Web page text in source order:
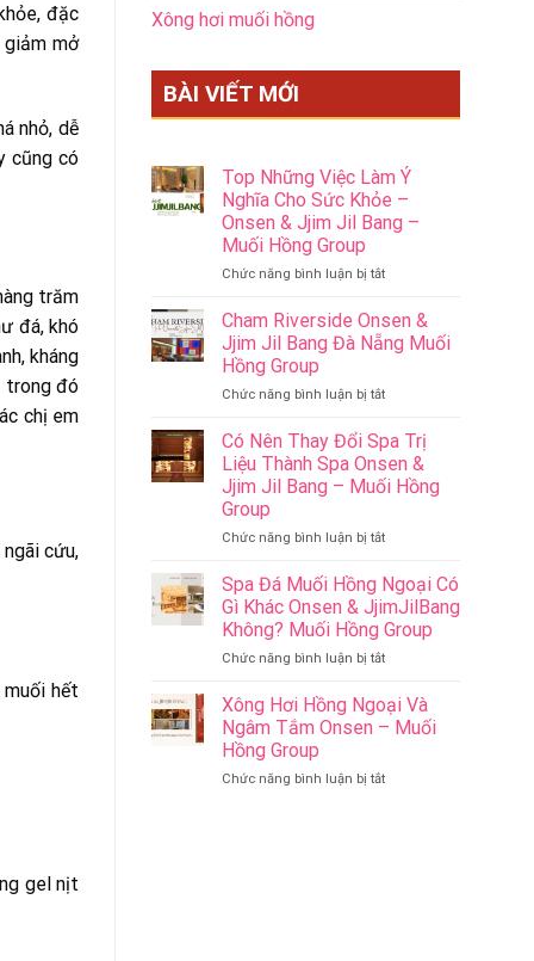
đặc
mở
nhỏ, dễ
cũng có
trăm
đá, khó
kháng
trong đó
chị em
cứu,
muối hết
gel nịt
Xông hơi muối hồng
BÀI VIẾT MỚI
Top Những Việc Làm Ý
Nghĩa Cho Sức Khỏe –
Onsen & Jjim Jil Bang –
Muối Hồng Group
Chức năng bình luận bị tắtở
Những
Làm
Nghĩa
Sức
Khỏe
–
Onsen
Jjim
Bang
Muối
Hồng
Group
Cham Riverside Onsen &
Jjim Jil Bang Đà Nẵng Muối
Hồng Group
Chức năng bình luận bị tắtở
Riverside
Onsen
&
Jjim
Bang
Nẵng
Muối
Hồng
Group
Có Nên Thay Đổi Spa Trị
Liệu Thành Spa Onsen &
Jjim Jil Bang – Muối Hồng
Group
Chức năng bình luận bị tắtở
Nên
Thay
Đổi
Spa
Trị
Thành
Spa
Jjim
Spa Đá Muối Hồng Ngoại Có
Gì Khác Onsen & JjimJilBang
Không? Muối Hồng Group
Chức năng bình luận bị tắtở
Đá
Muối
Hồng
Có
Xông Hơi Hồng Ngoại Và
Ngâm Tắm Onsen – Muối
Hồng Group
Chức năng bình luận bị tắtở